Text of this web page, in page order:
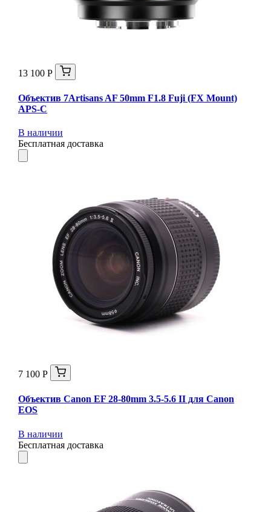
13 100 Р
Объектив 7Artisans AF 50mm F1.8 Fuji (FX Mount)
APS-C
В наличии
Бесплатная доставка
7 100 Р
Объектив Canon EF 28-80mm 3.5-5.6 II для Canon
EOS
В наличии
Бесплатная доставка